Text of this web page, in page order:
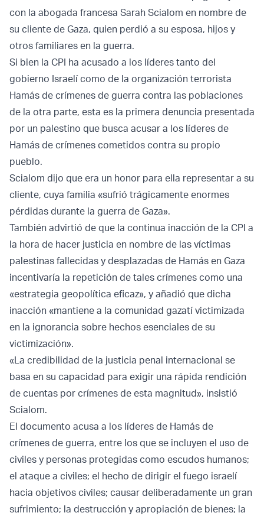
con la abogada francesa Sarah Scialom en nombre de
su cliente de Gaza, quien perdió a su esposa, hijos y
otros familiares en la guerra.
Si bien la CPI ha acusado a los líderes tanto del
gobierno Israelí como de la organización terrorista
Hamás de crímenes de guerra contra las poblaciones
de la otra parte, esta es la primera denuncia presentada
por un palestino que busca acusar a los líderes de
Hamás de crímenes cometidos contra su propio
pueblo.
Scialom dijo que era un honor para ella representar a su
cliente, cuya familia «sufrió trágicamente enormes
pérdidas durante la guerra de Gaza».
También advirtió de que la continua inacción de la CPI a
la hora de hacer justicia en nombre de las víctimas
palestinas fallecidas y desplazadas de Hamás en Gaza
incentivaría la repetición de tales crímenes como una
«estrategia geopolítica eficaz», y añadió que dicha
inacción «mantiene a la comunidad gazatí victimizada
en la ignorancia sobre hechos esenciales de su
victimización».
«La credibilidad de la justicia penal internacional se
basa en su capacidad para exigir una rápida rendición
de cuentas por crímenes de esta magnitud», insistió
Scialom.
El documento acusa a los líderes de Hamás de
crímenes de guerra, entre los que se incluyen el uso de
civiles y personas protegidas como escudos humanos;
el ataque a civiles; el hecho de dirigir el fuego israelí
hacia objetivos civiles; causar deliberadamente un gran
sufrimiento; la destrucción y apropiación de bienes; la